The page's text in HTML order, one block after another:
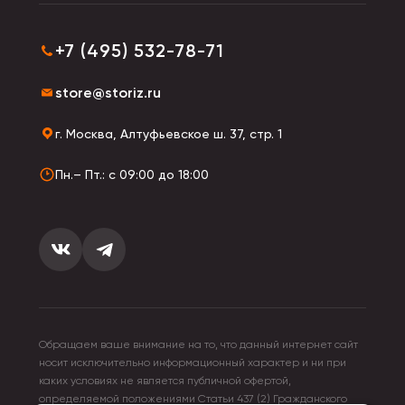
+7 (495) 532-78-71
store@storiz.ru
г. Москва, Алтуфьевское ш. 37, стр. 1
Пн.– Пт.: с 09:00 до 18:00
Обращаем ваше внимание на то, что данный интернет сайт
носит исключительно информационный характер и ни при
каких условиях не является публичной офертой,
определяемой положениями Статьи 437 (2) Гражданского